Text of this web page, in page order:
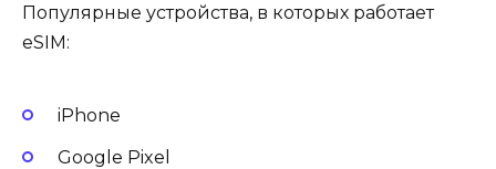
Популярные устройства, в которых работает
eSIM:
iPhone
Google Pixel